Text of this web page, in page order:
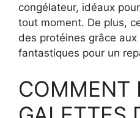
congélateur, idéaux
tout moment. De plus,
des protéines grâce
fantastiques pour un
COMMENT